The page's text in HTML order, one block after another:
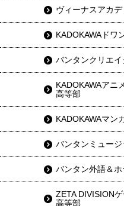
ヴィーナスアカ
KADOKAWAドワ
バンタンクリエ
KADOKAWAアニ
高等部
KADOKAWAマン
バンタンミュー
バンタン外語＆
ZETA DIVISION
高等部